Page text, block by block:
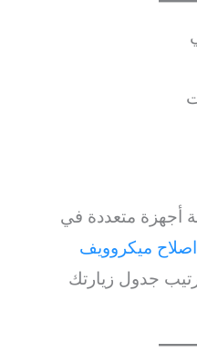
أجهزة متعددة في
ميكروويف
جدول زيارتك